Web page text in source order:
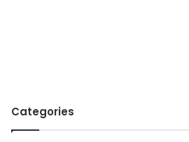
Categories